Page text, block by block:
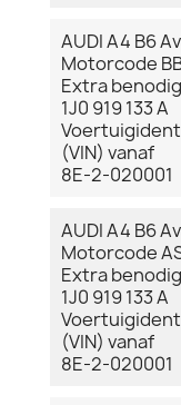
AUDI A4 B6
Motorcode
Extra
1J0 919 133 A
(VIN) vanaf
8E-2-020001
AUDI A4 B6
Motorcode
Extra
1J0 919 133 A
(VIN) vanaf
8E-2-020001